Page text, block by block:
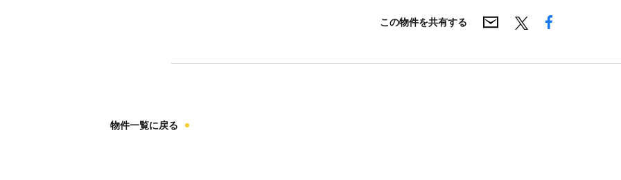
この物件を共有する
物件一覧に戻る